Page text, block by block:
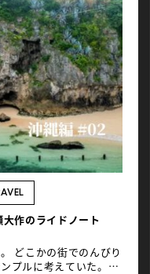
の街道は古くは平安時
けて発展しました。冷
鯖を塩漬けにして、徒
道のりを夜通し運んだ
て鯖街道は単なる物資
、若狭と京都の文化交
割を果たすことになり
狭の海産物は、鯖寿司
る存在となりました。
つもの鯖街道サイクリ
ます。皆さんも行きと
みるなど、ぜひ活用し
、自分でルートを作成
よ。 福井県小浜市 鯖
kanko-
2. 鯖街道への
都から小浜に向 […]
作のライドノート
るのは、想像以上に楽
プルに考えていた。し